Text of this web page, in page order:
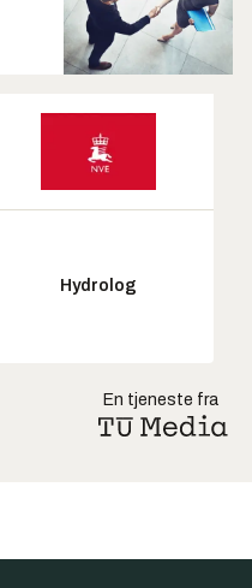
Hydrolog
En tjeneste fra